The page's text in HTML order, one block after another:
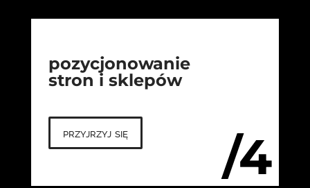
/4
pozycjonowanie
stron i sklepów
przyjrzyj się